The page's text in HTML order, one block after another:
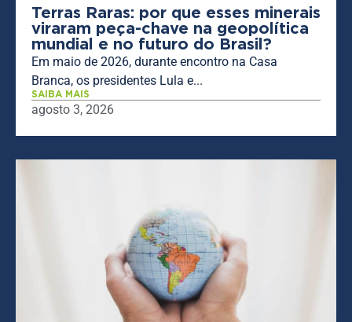
Terras Raras: por que esses minerais
viraram peça-chave na geopolítica
mundial e no futuro do Brasil?
Em maio de 2026, durante encontro na Casa
Branca, os presidentes Lula e...
SAIBA MAIS
agosto 3, 2026